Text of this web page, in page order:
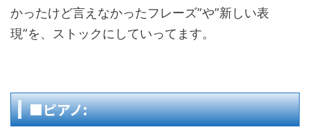
かったけど言えなかったフレーズ”や”新しい表
現”を、ストックにしていってます。
■ピアノ: